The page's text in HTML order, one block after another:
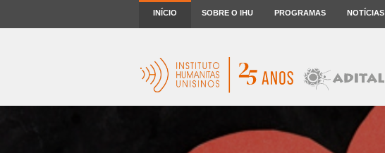
INÍCIO SOBRE O IHU PROGRAMAS NOTÍCIAS